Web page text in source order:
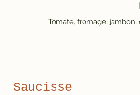
Tomate, fromage,
Saucisse